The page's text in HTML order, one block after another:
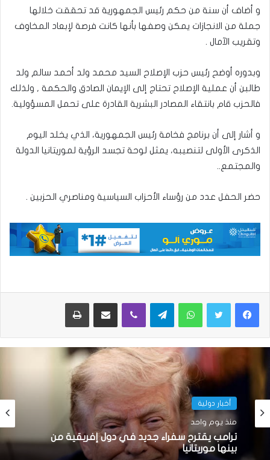
و أضاف أن سنة من حكم رئيس الجمهورية قد تحققت خلالها
جملة من الانجازات يمكن وصفها بأنها كانت فرصة لإبعاد المخاوف
وتقريب الآمال .
وبدوره أوضح رئيس حزب الإصلاح السيد محمد ولد أحمد سالم ولد
طالبن أن عملية الإصلاح تحتاج إلى الإيمان الصادق والحكمة , ولذلك
فالحزب قام بانتقاء المصادر البشرية القادرة على تحمل المسؤولية.
و أشار إلى أن برنامج فخامة رئيس الجمهورية، الذي يخلد اليوم
الذكرى الأولى لتنصيبه، يمثل لوحة تجسد الرؤية لموريتانيا الدولة
والمجتمع..
حضر الحفل عدد من رؤساء الأحزاب السياسية ومناصري الحزبين .
واتساب تيلقرام ڤايبر مشاركة عبر البريد طباعة
أخبار دولية
منذ يوم واحد
ترامب يقترح سفراء جديد في دول إفريقية من
بينها موريتانيا